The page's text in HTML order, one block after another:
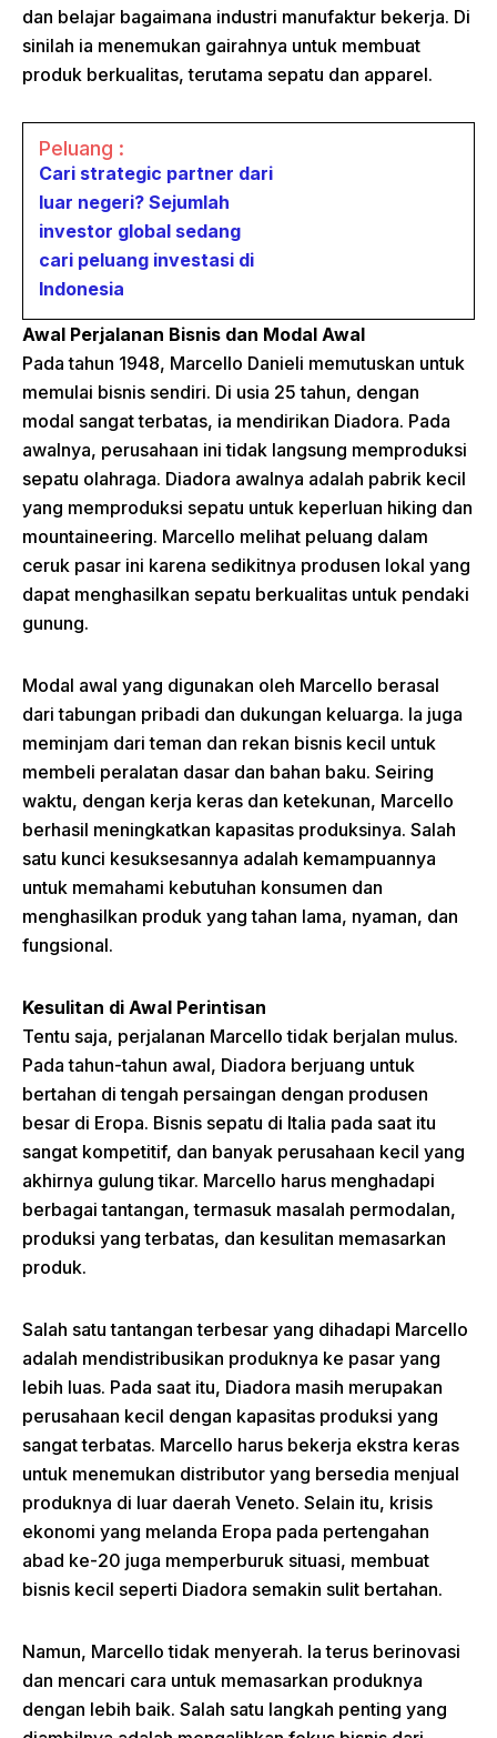
dan belajar bagaimana industri manufaktur bekerja. Di
sinilah ia menemukan gairahnya untuk membuat
produk berkualitas, terutama sepatu dan apparel.
Peluang :
Cari strategic partner dari
luar negeri? Sejumlah
investor global sedang
cari peluang investasi di
Indonesia
Awal Perjalanan Bisnis dan Modal Awal
Pada tahun 1948, Marcello Danieli memutuskan untuk
memulai bisnis sendiri. Di usia 25 tahun, dengan
modal sangat terbatas, ia mendirikan Diadora. Pada
awalnya, perusahaan ini tidak langsung memproduksi
sepatu olahraga. Diadora awalnya adalah pabrik kecil
yang memproduksi sepatu untuk keperluan hiking dan
mountaineering. Marcello melihat peluang dalam
ceruk pasar ini karena sedikitnya produsen lokal yang
dapat menghasilkan sepatu berkualitas untuk pendaki
gunung.
Modal awal yang digunakan oleh Marcello berasal
dari tabungan pribadi dan dukungan keluarga. Ia juga
meminjam dari teman dan rekan bisnis kecil untuk
membeli peralatan dasar dan bahan baku. Seiring
waktu, dengan kerja keras dan ketekunan, Marcello
berhasil meningkatkan kapasitas produksinya. Salah
satu kunci kesuksesannya adalah kemampuannya
untuk memahami kebutuhan konsumen dan
menghasilkan produk yang tahan lama, nyaman, dan
fungsional.
Kesulitan di Awal Perintisan
Tentu saja, perjalanan Marcello tidak berjalan mulus.
Pada tahun-tahun awal, Diadora berjuang untuk
bertahan di tengah persaingan dengan produsen
besar di Eropa. Bisnis sepatu di Italia pada saat itu
sangat kompetitif, dan banyak perusahaan kecil yang
akhirnya gulung tikar. Marcello harus menghadapi
berbagai tantangan, termasuk masalah permodalan,
produksi yang terbatas, dan kesulitan memasarkan
produk.
Salah satu tantangan terbesar yang dihadapi Marcello
adalah mendistribusikan produknya ke pasar yang
lebih luas. Pada saat itu, Diadora masih merupakan
perusahaan kecil dengan kapasitas produksi yang
sangat terbatas. Marcello harus bekerja ekstra keras
untuk menemukan distributor yang bersedia menjual
produknya di luar daerah Veneto. Selain itu, krisis
ekonomi yang melanda Eropa pada pertengahan
abad ke-20 juga memperburuk situasi, membuat
bisnis kecil seperti Diadora semakin sulit bertahan.
Namun, Marcello tidak menyerah. Ia terus berinovasi
dan mencari cara untuk memasarkan produknya
dengan lebih baik. Salah satu langkah penting yang